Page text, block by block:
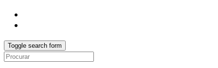
Toggle search form
Search